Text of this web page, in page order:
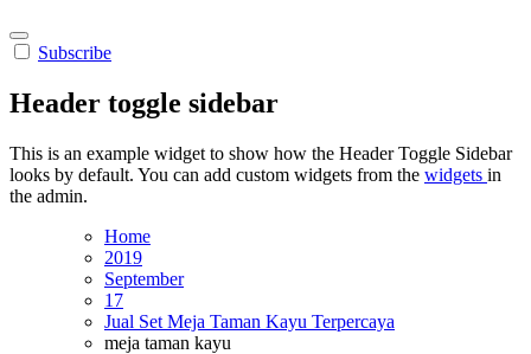
Subscribe
Header toggle sidebar
This is an example widget to show how the Header Toggle Sidebar
looks by default. You can add custom widgets from the widgets in
the admin.
Home
2019
September
17
Jual Set Meja Taman Kayu Terpercaya
meja taman kayu